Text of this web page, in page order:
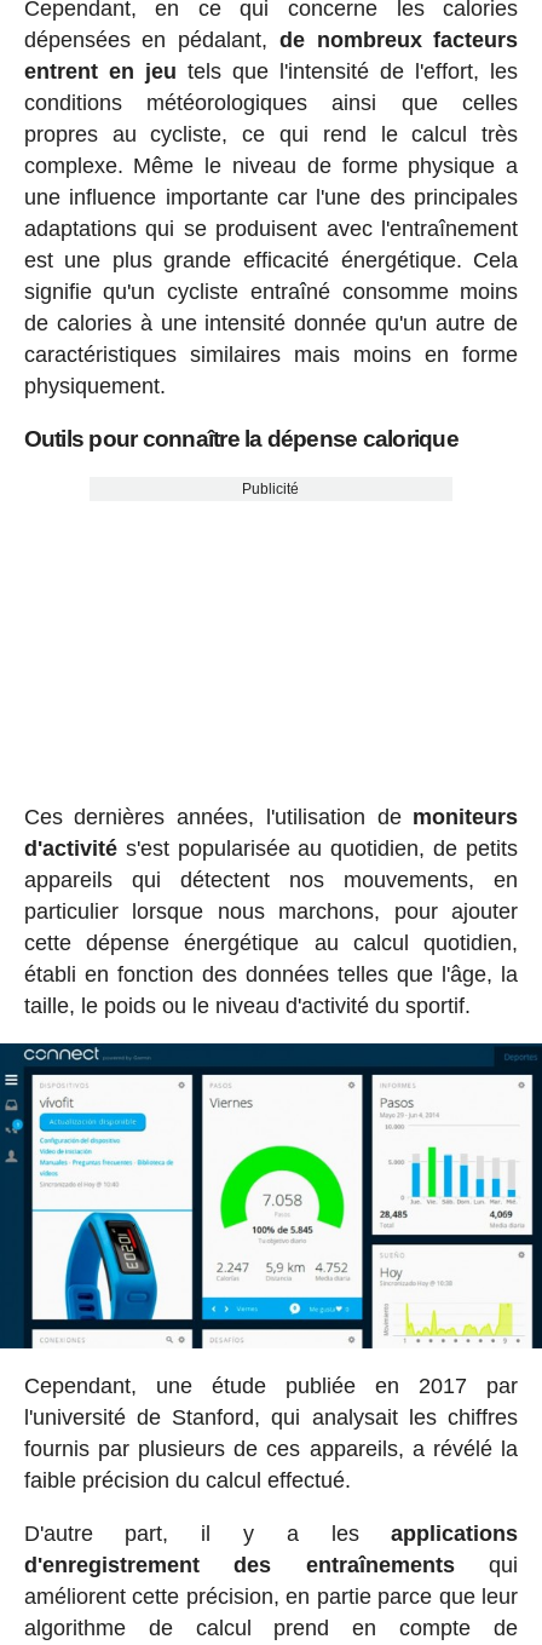
Cependant, en ce qui concerne les calories
dépensées en pédalant, de nombreux facteurs
entrent en jeu tels que l'intensité de l'effort, les
conditions météorologiques ainsi que celles
propres au cycliste, ce qui rend le calcul très
complexe. Même le niveau de forme physique a
une influence importante car l'une des principales
adaptations qui se produisent avec l'entraînement
est une plus grande efficacité énergétique. Cela
signifie qu'un cycliste entraîné consomme moins
de calories à une intensité donnée qu'un autre de
caractéristiques similaires mais moins en forme
physiquement.
Outils pour connaître la dépense calorique
Publicité
Ces dernières années, l'utilisation de moniteurs
d'activités'est popularisée au quotidien, de petits
appareils qui détectent nos mouvements, en
particulier lorsque nous marchons, pour ajouter
cette dépense énergétique au calcul quotidien,
établi en fonction des données telles que l'âge, la
taille, le poids ou le niveau d'activité du sportif.
Cependant, une étude publiée en 2017 par
l'université de Stanford, qui analysait les chiffres
fournis par plusieurs de ces appareils, a révélé la
faible précision du calcul effectué.
D'autre part, il y a lesapplications
d'enregistrement des entraînementsqui
améliorent cette précision, en partie parce que leur
algorithme de calcul prend en compte de